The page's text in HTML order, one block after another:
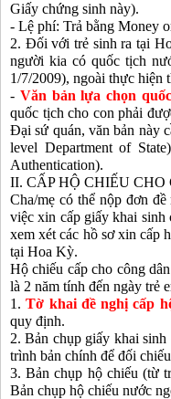
Giấy chứng sinh này).
- Lệ phí: Trả bằng Money
2. Đối với trẻ sinh ra tại
người kia có quốc tịch
1/7/2009), ngoài thực hiện
- Văn bản lựa chọn
quốc tịch cho con phải
Đại sứ quán, văn bản này
level Department of
Authentication).
II. CẤP HỘ CHIẾU
Cha/mẹ có thể nộp đơn
việc xin cấp giấy khai
xem xét các hồ sơ xin cấp
tại Hoa Kỳ.
Hộ chiếu cấp cho công
là 2 năm tính đến ngày trẻ
1.Tờ khai đề nghị cấp
quy định.
2. Bản chụp giấy khai
trình bản chính để đối
3. Bản chụp hộ chiếu (từ
Bản chụp hộ chiếu nước